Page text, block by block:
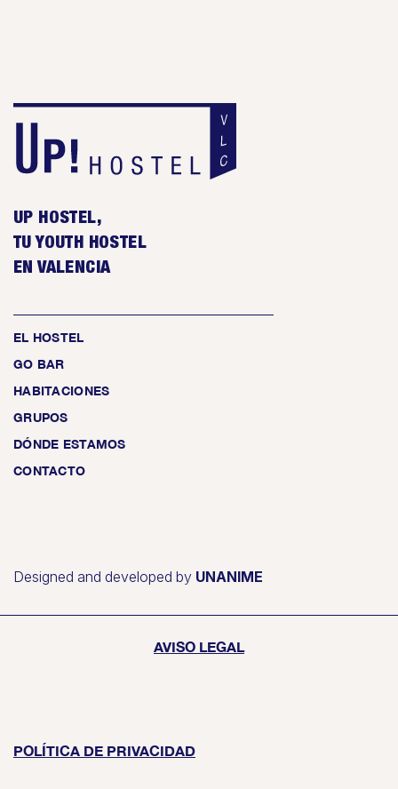
UP HOSTEL,
TU YOUTH HOSTEL
EN VALENCIA
EL HOSTEL
GO BAR
HABITACIONES
GRUPOS
DÓNDE ESTAMOS
CONTACTO
Designed and developed by UNANIME
AVISO LEGAL
POLÍTICA DE PRIVACIDAD